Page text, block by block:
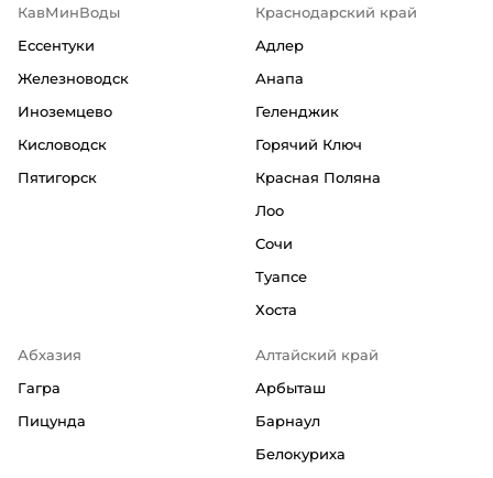
КавМинВоды
Ессентуки
Железноводск
Иноземцево
Кисловодск
Пятигорск
Краснодарский край
Адлер
Анапа
Геленджик
Горячий Ключ
Красная Поляна
Лоо
Сочи
Туапсе
Хоста
Абхазия
Гагра
Пицунда
Алтайский край
Арбыташ
Барнаул
Белокуриха